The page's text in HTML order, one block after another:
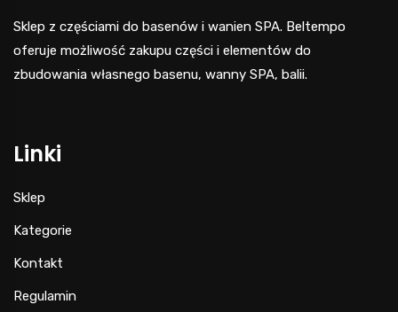
Sklep z częściami do basenów i wanien SPA. Beltempo
oferuje możliwość zakupu części i elementów do
zbudowania własnego basenu, wanny SPA, balii.
Linki
Sklep
Kategorie
Kontakt
Regulamin